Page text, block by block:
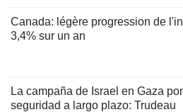
Canada: légère progression de
3,4% sur un an
La campaña de Israel en Gaza
seguridad a largo plazo: Trudeau